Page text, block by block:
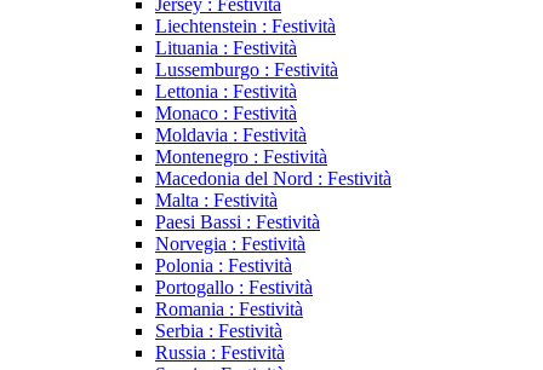
Liechtenstein : Festività
Lituania : Festività
Lussemburgo : Festività
Lettonia : Festività
Monaco : Festività
Moldavia : Festività
Montenegro : Festività
Macedonia del Nord : Festività
Malta : Festività
Paesi Bassi : Festività
Norvegia : Festività
Polonia : Festività
Portogallo : Festività
Romania : Festività
Serbia : Festività
Russia : Festività